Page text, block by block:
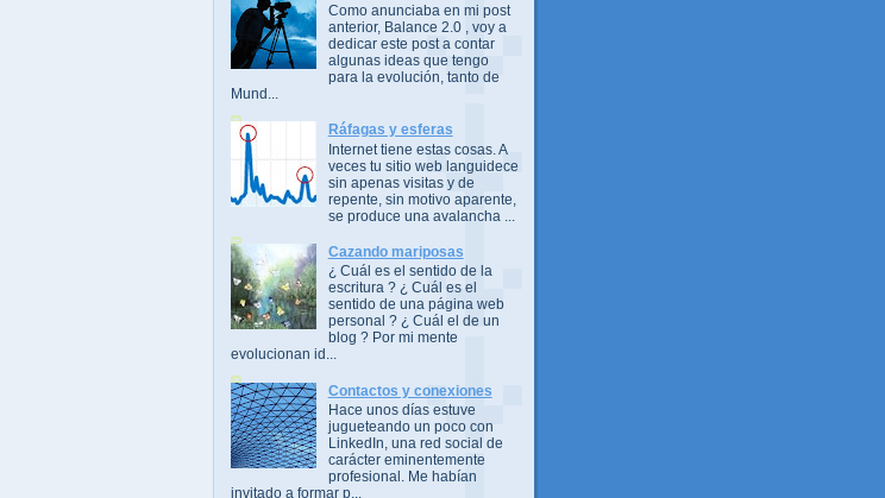
Como anunciaba en mi post
anterior, Balance 2.0 , voy a
dedicar este post a contar
algunas ideas que tengo
para la evolución, tanto de
Mund...
Ráfagas y esferas
Internet tiene estas cosas. A
veces tu sitio web languidece
sin apenas visitas y de
repente, sin motivo aparente,
se produce una avalancha ...
Cazando mariposas
¿ Cuál es el sentido de la
escritura ? ¿ Cuál es el
sentido de una página web
personal ? ¿ Cuál el de un
blog ? Por mi mente
evolucionan id...
Contactos y conexiones
Hace unos días estuve
jugueteando un poco con
LinkedIn, una red social de
carácter eminentemente
profesional. Me habían
invitado a formar p...